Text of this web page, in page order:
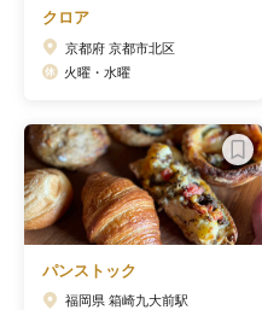
クロア
京都府 京都市北区
火曜・水曜
パンストック
福岡県 箱崎九大前駅